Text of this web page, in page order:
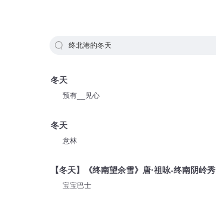
终北港的冬天
冬天
预有__见心
冬天
意林
【冬天】《终南望余雪》唐·祖咏-终南阴岭秀
宝宝巴士